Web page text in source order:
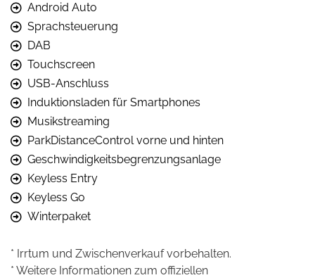
Android Auto
Sprachsteuerung
DAB
Touchscreen
USB-Anschluss
Induktionsladen für Smartphones
Musikstreaming
ParkDistanceControl vorne und hinten
Geschwindigkeitsbegrenzungsanlage
Keyless Entry
Keyless Go
Winterpaket
* Irrtum und Zwischenverkauf vorbehalten.
* Weitere Informationen zum offiziellen